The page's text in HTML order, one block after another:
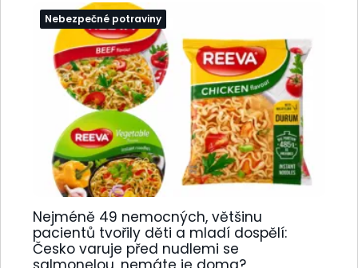
Nebezpečné potraviny
Nejméně 49 nemocných, většinu
pacientů tvořily děti a mladí dospělí:
Česko varuje před nudlemi se